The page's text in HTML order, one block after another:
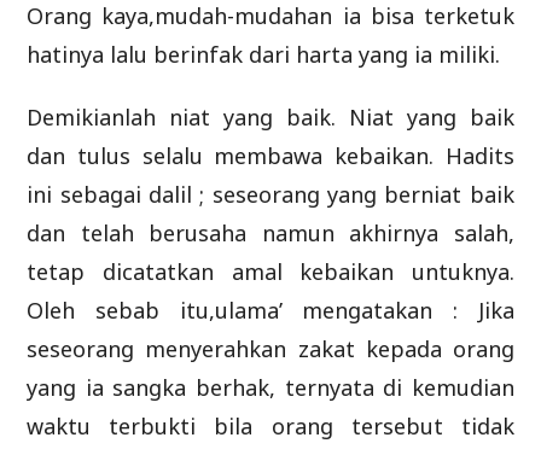
Orang kaya,mudah-mudahan ia bisa terketuk
hatinya lalu berinfak dari harta yang ia miliki.
Demikianlah niat yang baik. Niat yang baik
dan tulus selalu membawa kebaikan. Hadits
ini sebagai dalil ; seseorang yang berniat baik
dan telah berusaha namun akhirnya salah,
tetap dicatatkan amal kebaikan untuknya.
Oleh sebab itu,ulama’ mengatakan : Jika
seseorang menyerahkan zakat kepada orang
yang ia sangka berhak, ternyata di kemudian
waktu terbukti bila orang tersebut tidak